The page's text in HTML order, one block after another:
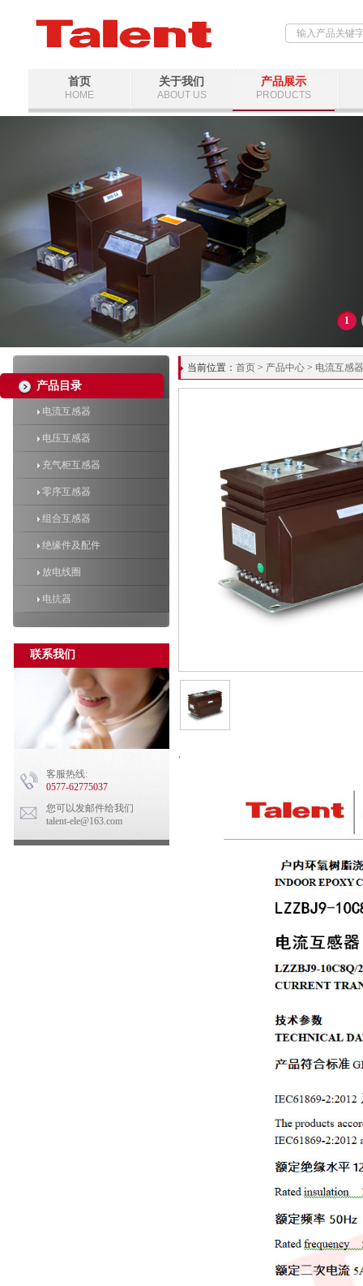
首页
HOME
关于我们
ABOUT US
产品展示
PRODUCTS
1
产品目录
电流互感器
电压互感器
充气柜互感器
零序互感器
组合互感器
绝缘件及配件
放电线圈
电抗器
联系我们
客服热线:
0577-62775037
您可以发邮件给我们
talent-ele@163.com
当前位置： 首页 > 产品中心 > 电流互感器
,